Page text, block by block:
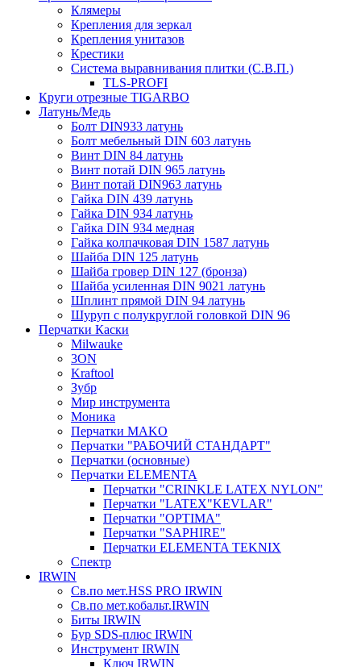
Клямеры
Крепления для зеркал
Крепления унитазов
Крестики
Система выравнивания плитки (С.В.П.)
TLS-PROFI
Круги отрезные TIGARBO
Латунь/Медь
Болт DIN933 латунь
Болт мебельный DIN 603 латунь
Винт DIN 84 латунь
Винт потай DIN 965 латунь
Винт потай DIN963 латунь
Гайка DIN 439 латунь
Гайка DIN 934 латунь
Гайка DIN 934 медная
Гайка колпачковая DIN 1587 латунь
Шайба DIN 125 латунь
Шайба гровер DIN 127 (бронза)
Шайба усиленная DIN 9021 латунь
Шплинт прямой DIN 94 латунь
Шуруп с полукруглой головкой DIN 96
Перчатки Каски
Milwauke
3ON
Kraftool
Зубр
Мир инструмента
Моника
Перчатки MAKO
Перчатки "РАБОЧИЙ СТАНДАРТ"
Перчатки (основные)
Перчатки ELEMENTA
Перчатки "CRINKLE LATEX NYLON"
Перчатки "LATEX"KEVLAR"
Перчатки "OPTIMA"
Перчатки "SAPHIRE"
Перчатки ELEMENTA TEKNIX
Спектр
IRWIN
Св.по мет.HSS PRO IRWIN
Св.по мет.кобальт.IRWIN
Биты IRWIN
Бур SDS-плюс IRWIN
Инструмент IRWIN
Ключ IRWIN